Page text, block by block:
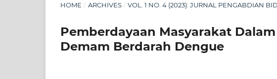
HOME / ARCHIVES / VOL. 1 NO. 4 (2023): JURNAL PENGABDIAN
Pemberdayaan Masyarakat
Demam Berdarah Dengue